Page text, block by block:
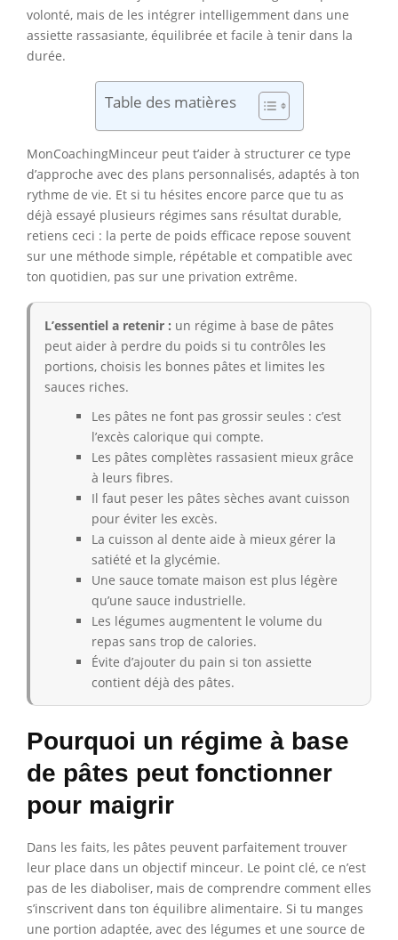
volonté, mais de les intégrer intelligemment dans une
assiette rassasiante, équilibrée et facile à tenir dans la
durée.
Table des matières
MonCoachingMinceur peut t’aider à structurer ce type
d’approche avec des plans personnalisés, adaptés à ton
rythme de vie. Et si tu hésites encore parce que tu as
déjà essayé plusieurs régimes sans résultat durable,
retiens ceci : la perte de poids efficace repose souvent
sur une méthode simple, répétable et compatible avec
ton quotidien, pas sur une privation extrême.
L’essentiel a retenir : un régime à base de pâtes
peut aider à perdre du poids si tu contrôles les
portions, choisis les bonnes pâtes et limites les
sauces riches.
Les pâtes ne font pas grossir seules : c’est
l’excès calorique qui compte.
Les pâtes complètes rassasient mieux grâce
à leurs fibres.
Il faut peser les pâtes sèches avant cuisson
pour éviter les excès.
La cuisson al dente aide à mieux gérer la
satiété et la glycémie.
Une sauce tomate maison est plus légère
qu’une sauce industrielle.
Les légumes augmentent le volume du
repas sans trop de calories.
Évite d’ajouter du pain si ton assiette
contient déjà des pâtes.
Pourquoi un régime à base
de pâtes peut fonctionner
pour maigrir
Dans les faits, les pâtes peuvent parfaitement trouver
leur place dans un objectif minceur. Le point clé, ce n’est
pas de les diaboliser, mais de comprendre comment elles
s’inscrivent dans ton équilibre alimentaire. Si tu manges
une portion adaptée, avec des légumes et une source de